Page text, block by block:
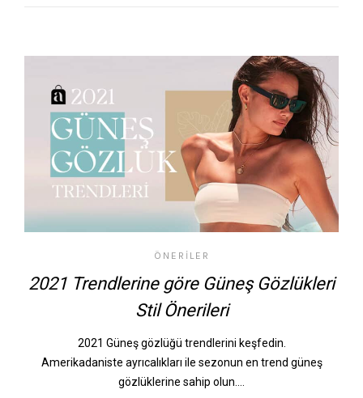
ÖNERILER
2021 Trendlerine göre Güneş Gözlükleri
Stil Önerileri
2021 Güneş gözlüğü trendlerini keşfedin.
Amerikadaniste ayrıcalıkları ile sezonun en trend güneş
gözlüklerine sahip olun.…